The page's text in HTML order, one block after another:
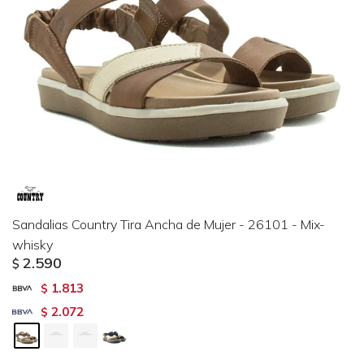
Sandalias Country Tira Ancha de Mujer - 26101 - Mix-
whisky
$ 2.590
$ 1.813
$ 2.072